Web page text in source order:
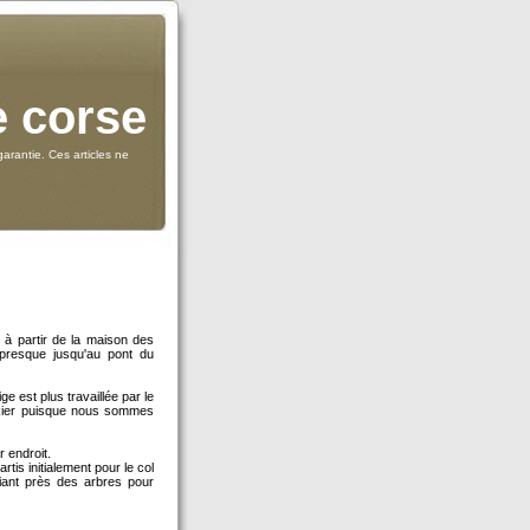
corse
Ces articles ne
à partir de la maison des
jusqu'au pont du
est plus travaillée par le
puisque nous sommes
endroit.
initialement pour le col
près des arbres pour